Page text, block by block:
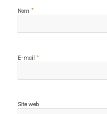
Nom *
E-mail *
Site web